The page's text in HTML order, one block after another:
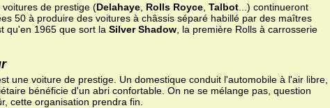
de prestige (Delahaye Rolls Royce Talbot ...) continueront
50 à produire des voitures à châssis séparé habillé par des maîtres
qu'en 1965 que sort la Silver Shadow , la première Rolls à carrosserie
une voiture de prestige. Un domestique conduit l'automobile à l'air libre,
bénéficie d'un abri confortable. On ne se mélange pas, question
cette organisation prendra fin.